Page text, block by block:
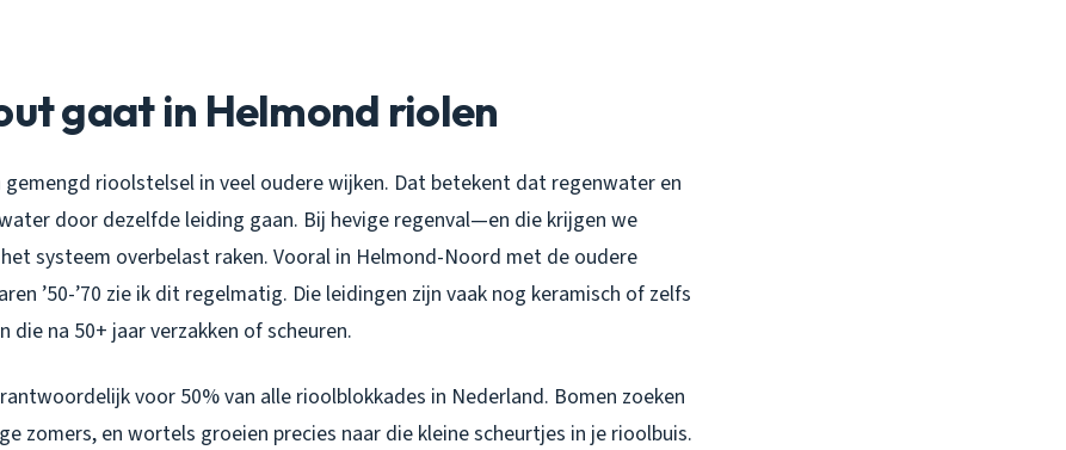
gaat in Helmond riolen
gemengd rioolstelsel in veel oudere wijken. Dat betekent dat regenwater en
door dezelfde leiding gaan. Bij hevige regenval—en die krijgen we
systeem overbelast raken. Vooral in Helmond-Noord met de oudere
’50-’70 zie ik dit regelmatig. Die leidingen zijn vaak nog keramisch of zelfs
die na 50+ jaar verzakken of scheuren.
voor 50% van alle rioolblokkades in Nederland. Bomen zoeken
zomers, en wortels groeien precies naar die kleine scheurtjes in je rioolbuis.